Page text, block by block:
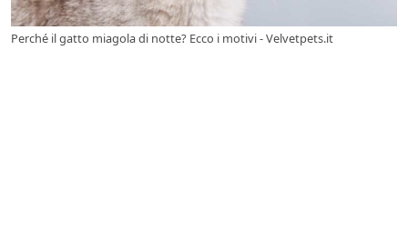
Perché il gatto miagola di notte? Ecco i motivi - Velvetpets.it